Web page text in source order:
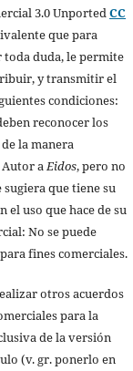
3.0 UnportedCC
que para
duda, le permite
y transmitir el
condiciones:
reconocer los
la manera
Autor aEidos, pero no
sugiera que tiene su
el uso que hace de su
No se puede
fines comerciales.
otros acuerdos
para la
de la versión
(v. gr. ponerlo en